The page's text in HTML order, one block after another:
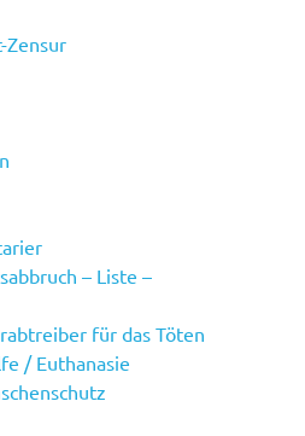
Zensur
– Liste –
für das Töten
/ Euthanasie